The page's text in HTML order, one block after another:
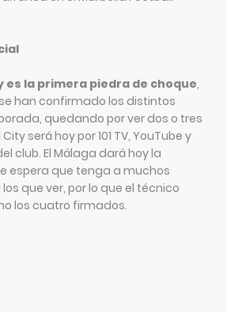
es la primera piedra de choque,
han confirmado los distintos
quedando por ver dos o tres
será hoy por 101 TV, YouTube y
club. El Málaga dará hoy la
espera que tenga a muchos
que ver, por lo que el técnico
los cuatro firmados.